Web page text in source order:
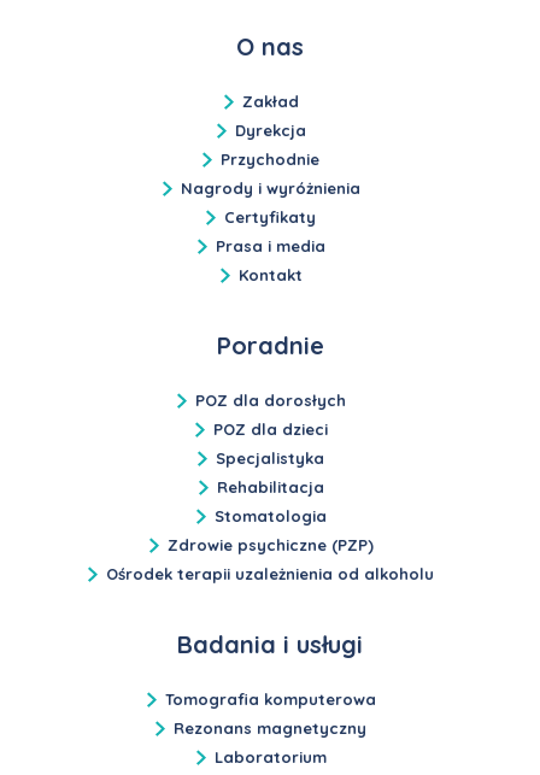
O nas
Zakład
Dyrekcja
Przychodnie
Nagrody i wyróżnienia
Certyfikaty
Prasa i media
Kontakt
Poradnie
POZ dla dorosłych
POZ dla dzieci
Specjalistyka
Rehabilitacja
Stomatologia
Zdrowie psychiczne (PZP)
Ośrodek terapii uzależnienia od alkoholu
Badania i usługi
Tomografia komputerowa
Rezonans magnetyczny
Laboratorium